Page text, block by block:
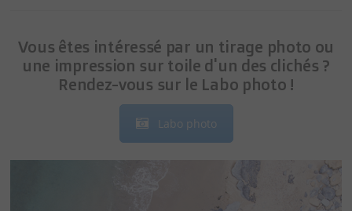
Vous êtes intéressé par un tirage photo ou
une impression sur toile d'un des clichés ?
Rendez-vous sur le Labo photo !
Labo photo